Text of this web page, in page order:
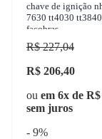
chave de ignição
7630 tt4030
facobras
R$ 227,04
R$ 206,40
ou em 6x de
sem juros
- 9%